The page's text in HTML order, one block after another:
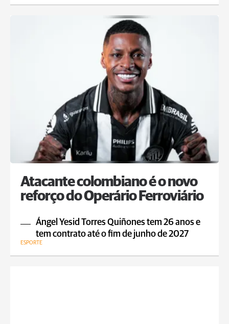
Atacante colombiano é o novo
reforço do Operário Ferroviário
Ángel Yesid Torres Quiñones tem 26 anos e
tem contrato até o fim de junho de 2027
ESPORTE